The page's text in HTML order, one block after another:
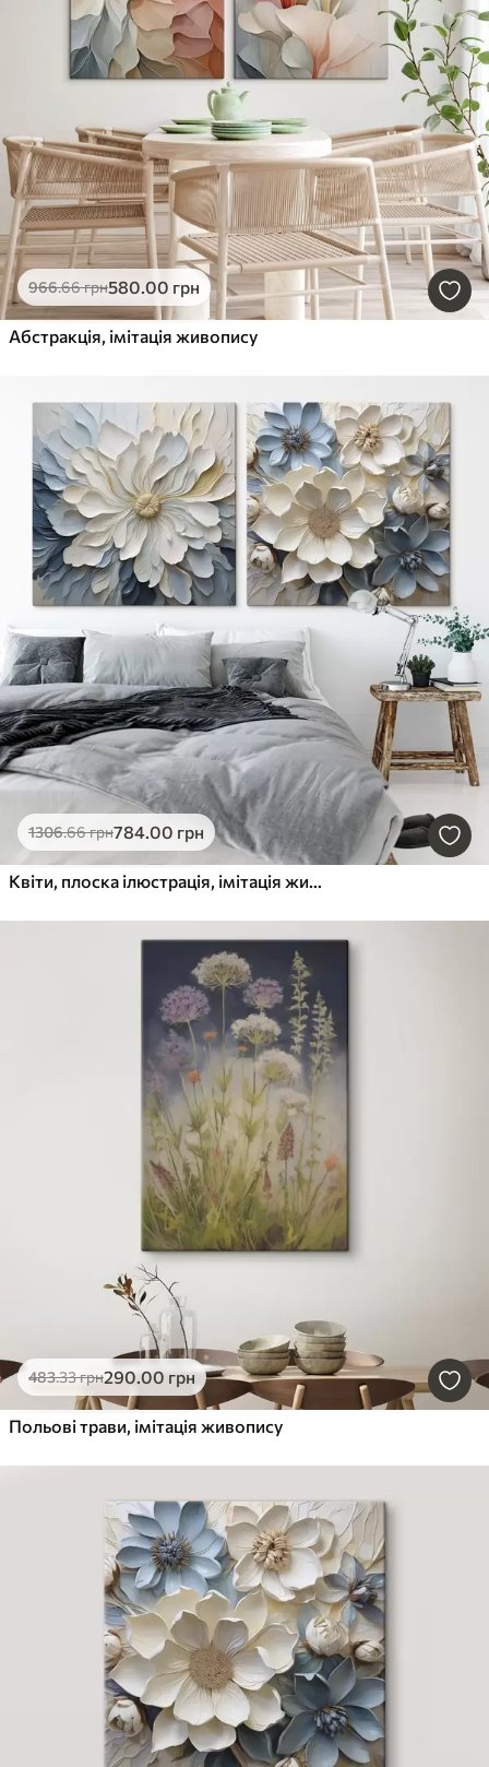
966.66грн580.00 грн
Абстракція, імітація живопису
1306.66грн784.00 грн
Квіти, плоска ілюстрація, імітація живопису
483.33грн290.00 грн
Польові трави, імітація живопису